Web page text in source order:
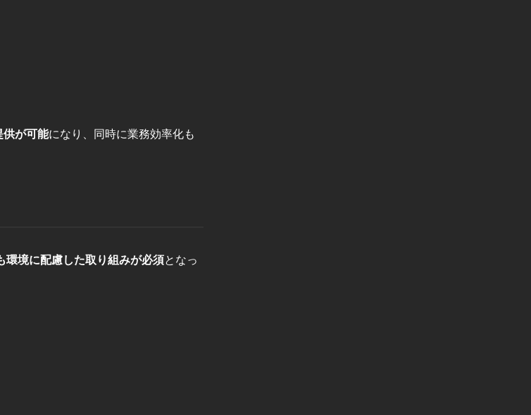
供が可能になり、同時に業務効率化も
環境に配慮した取り組みが必須となっ